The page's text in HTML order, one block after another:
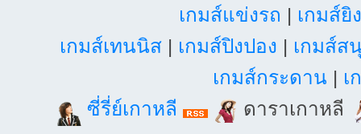
เกมส์แข่งรถ | เกมส์ยิ
เกมส์เทนนิส| เกมส์ปิงปอง | เกมส์ส
เกมส์กระดาน | เ
ซี่รี่ย์เกาหลี
ดาราเกาหลี